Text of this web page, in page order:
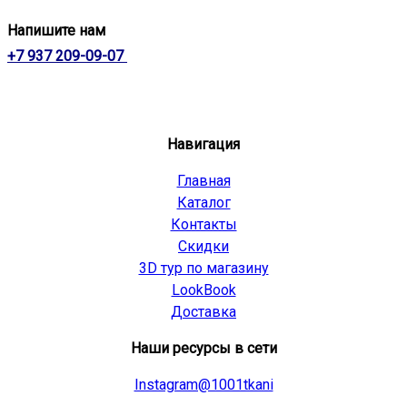
Напишите нам
+7 937 209-09-07
Навигация
Главная
Каталог
Контакты
Скидки
3D тур по магазину
LookBook
Доставка
Наши ресурсы в сети
Instagram@1001tkani